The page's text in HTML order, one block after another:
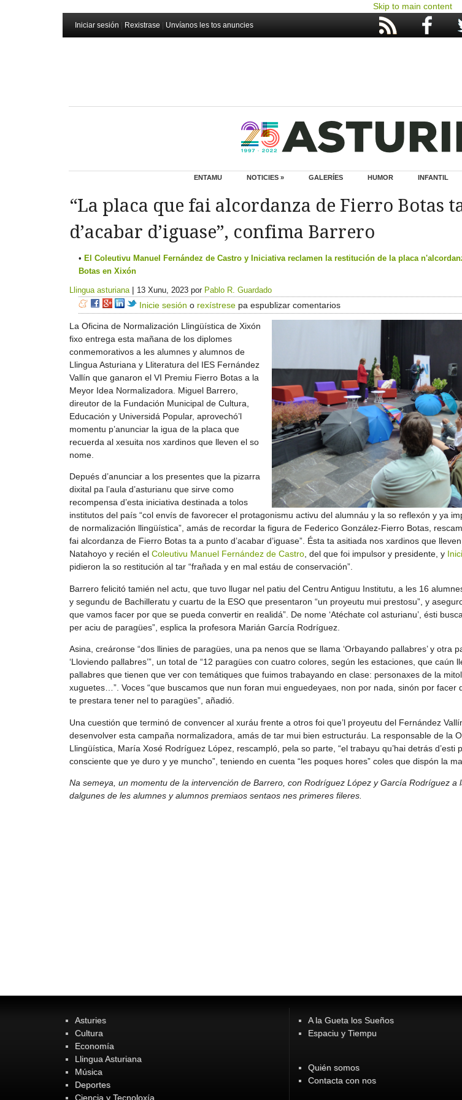
Skip to main content
Iniciar sesión Rexistrase Unvíanos les tos anuncies
ENTAMU NOTICIES » GALERÍES HUMOR INFANTIL
“La placa que fai alcordanza de Fierro Botas
d’acabar d’iguase”, confima Barrero
El Coleutivu Manuel Fernández de Castro y Iniciativa reclamen la restitución de la placa
Botas en Xixón
Llingua asturiana | 13 Xunu, 2023 por Pablo R. Guardado
Inicie sesión o rexístrese pa espublizar comentarios
La Oficina de Normalización Llingüística de Xixón
fixo entrega esta mañana de los diplomes
conmemorativos a les alumnes y alumnos de
Llingua Asturiana y Lliteratura del IES Fernández
Vallín que ganaron el VI Premiu Fierro Botas a la
Meyor Idea Normalizadora. Miguel Barrero,
direutor de la Fundación Municipal de Cultura,
Educación y Universidá Popular, aprovechó’l
momentu p’anunciar la igua de la placa que
recuerda al xesuita nos xardinos que lleven el so
nome.
Depués d’anunciar a los presentes que la pizarra
dixital pa l’aula d’asturianu que sirve como
recompensa d’esta iniciativa destinada a tolos
institutos del país “col envís de favorecer el protagonismu activu del alumnáu y la so reflexón y ya
de normalización llingüística”, amás de recordar la figura de Federico González-Fierro Botas,
fai alcordanza de Fierro Botas ta a punto d’acabar d’iguase”. Ésta ta asitiada nos xardinos que
Natahoyo y recién el Coleutivu Manuel Fernández de Castro, del que foi impulsor y presidente, y
pidieron la so restitución al tar “frañada y en mal estáu de conservación”.
Barrero felicitó tamién nel actu, que tuvo llugar nel patiu del Centru Antiguu Institutu, a les 16
y segundu de Bachilleratu y cuartu de la ESO que presentaron “un proyeutu mui prestosu”, y
que vamos facer por que se pueda convertir en realidá”. De nome ‘Atéchate col asturianu’, ésti
per aciu de paragües”, esplica la profesora Marián García Rodríguez.
Asina, creáronse “dos llinies de paragües, una pa nenos que se llama ‘Orbayando pallabres’ y otra
‘Lloviendo pallabres’”, un total de “12 paragües con cuatro colores, según les estaciones, que caún
pallabres que tienen que ver con temátiques que fuimos trabayando en clase: personaxes de la
xuguetes…”. Voces “que buscamos que nun foran mui enguedeyaes, non por nada, sinón por facer
te prestara tener nel to paragües”, añadió.
Una cuestión que terminó de convencer al xuráu frente a otros foi que’l proyeutu del Fernández
desenvolver esta campaña normalizadora, amás de tar mui bien estructuráu. La responsable de la
Llingüística, María Xosé Rodríguez López, rescampló, pela so parte, “el trabayu qu’hai detrás d’esti
consciente que ye duro y ye muncho”, teniendo en cuenta “les poques hores” coles que dispón la
Na semeya, un momentu de la intervención de Barrero, con Rodríguez López y García Rodríguez a
dalgunes de les alumnes y alumnos premiaos sentaos nes primeres fileres.
Asturies
Cultura
Economía
Llingua Asturiana
Música
Deportes
Ciencia y Tecnoloxía
A la Gueta los Sueños
Espaciu y Tiempu
Quién somos
Contacta con nos